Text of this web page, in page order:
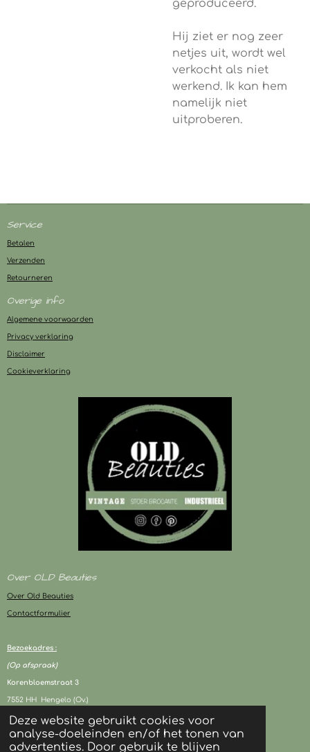
Deze website gebruikt cookies voor
analyse-doeleinden en/of het tonen van
advertenties. Door gebruik te blijven
geproduceerd.
Hij ziet er nog zeer
netjes uit, wordt wel
verkocht als niet
werkend. Ik kan hem
namelijk niet
uitproberen.
Service
Betalen
Verzenden
Retourneren
Overige info
Algemene voorwaarden
Privacy verklaring
Disclaimer
Cookieverklaring
Over OLD Beauties
Over Old Beauties
Contactformulier
Bezoekadres :
(Op afspraak)
Korenbloemstraat 3
7552 HH Hengelo (Ov.)
KVK : 94243417